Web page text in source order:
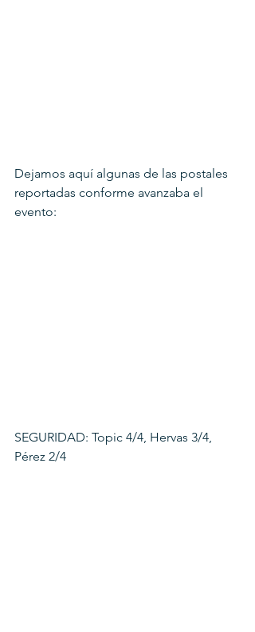
Dejamos aquí algunas de las postales
reportadas conforme avanzaba el
evento:
SEGURIDAD: Topic 4/4, Hervas 3/4,
Pérez 2/4